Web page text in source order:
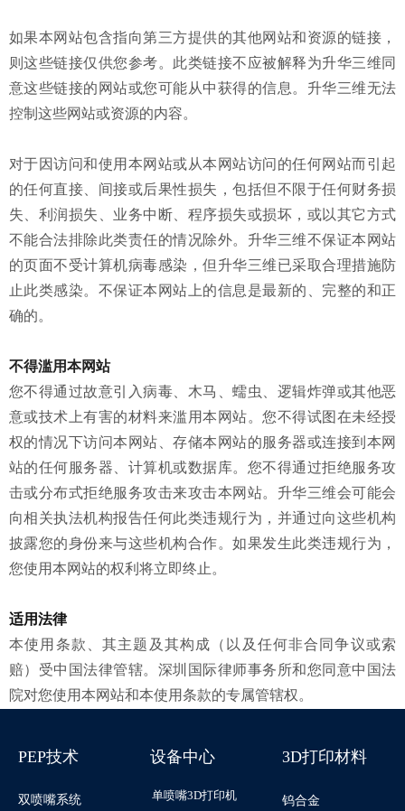
如果本网站包含指向第三方提供的其他网站和资源的链接，
则这些链接仅供您参考。此类链接不应被解释为升华三维同
意这些链接的网站或您可能从中获得的信息。升华三维无法
控制这些网站或资源的内容。
对于因访问和使用本网站或从本网站访问的任何网站而引起
的任何直接、间接或后果性损失，包括但不限于任何财务损
失、利润损失、业务中断、程序损失或损坏，或以其它方式
不能合法排除此类责任的情况除外。升华三维不保证本网站
的页面不受计算机病毒感染，但升华三维已采取合理措施防
止此类感染。不保证本网站上的信息是最新的、完整的和正
确的。
不得滥用本网站
您不得通过故意引入病毒、木马、蠕虫、逻辑炸弹或其他恶
意或技术上有害的材料来滥用本网站。您不得试图在未经授
权的情况下访问本网站、存储本网站的服务器或连接到本网
站的任何服务器、计算机或数据库。您不得通过拒绝服务攻
击或分布式拒绝服务攻击来攻击本网站。升华三维会可能会
向相关执法机构报告任何此类违规行为，并通过向这些机构
披露您的身份来与这些机构合作。如果发生此类违规行为，
您使用本网站的权利将立即终止。
适用法律
本使用条款、其主题及其构成（以及任何非合同争议或索
赔）受中国法律管辖。深圳国际律师事务所和您同意中国法
院对您使用本网站和本使用条款的专属管辖权。
PEP技术
双喷嘴系统
设备中心
单喷嘴3D打印机
3D打印材料
钨合金